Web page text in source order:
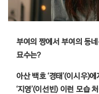
부여의 짱에서 부여의 동네
묘수는?
아산 백호 ‘경태’(이시우)
‘지영’(이선빈) 이런 모습